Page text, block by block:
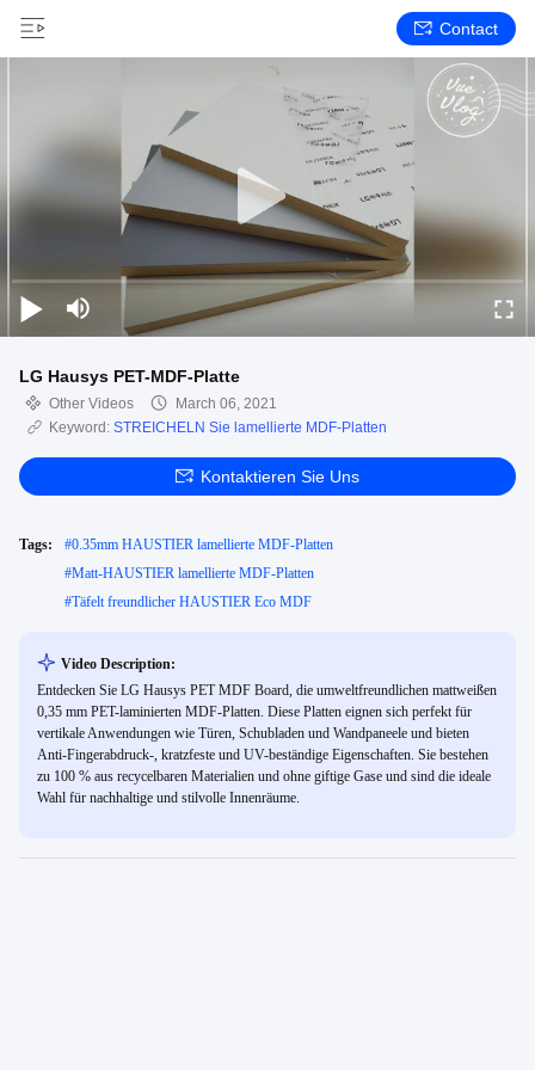
Contact
LG Hausys PET-MDF-Platte
Other Videos
March 06, 2021
Keyword: STREICHELN Sie lamellierte MDF-Platten
Kontaktieren Sie Uns
Tags: #0.35mm HAUSTIER lamellierte MDF-Platten
#Matt-HAUSTIER lamellierte MDF-Platten
#Täfelt freundlicher HAUSTIER Eco MDF
Video Description:
Entdecken Sie LG Hausys PET MDF Board, die umweltfreundlichen mattweißen
0,35 mm PET-laminierten MDF-Platten. Diese Platten eignen sich perfekt für
vertikale Anwendungen wie Türen, Schubladen und Wandpaneele und bieten
Anti-Fingerabdruck-, kratzfeste und UV-beständige Eigenschaften. Sie bestehen
zu 100 % aus recycelbaren Materialien und ohne giftige Gase und sind die ideale
Wahl für nachhaltige und stilvolle Innenräume.